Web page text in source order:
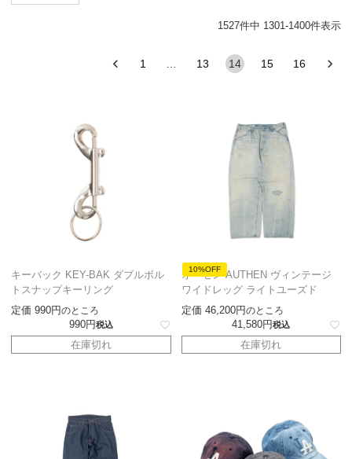
1527件中 1301-1400件表示
1 13 14 15 16
キーバック KEY-BAK ダブルボル
トスナップキーリング
定価 990 のところ
990 税込
在庫切れ
10%OFF
オーセン AUTHEN ヴィンテージ
ワイドレッグ ライトユーズド
定価 46,200 のところ
41,580 税込
在庫切れ